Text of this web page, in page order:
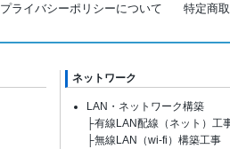
プライバシーポリシーについて 特定商
ネットワーク
LAN・ネットワーク構築
├有線LAN配線（ネット）工
├無線LAN（wi-fi）構築工事